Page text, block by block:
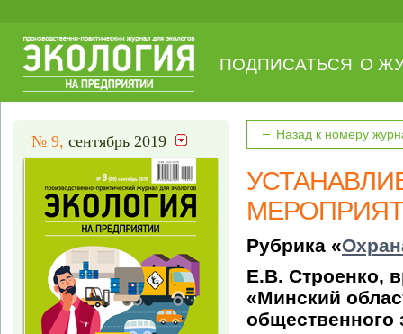
ПОДПИСАТЬСЯ О
№ 9, сентябрь 2019 ← Назад к номеру
Рубрика «
Е.В. Строенко,
«Минский
общественного